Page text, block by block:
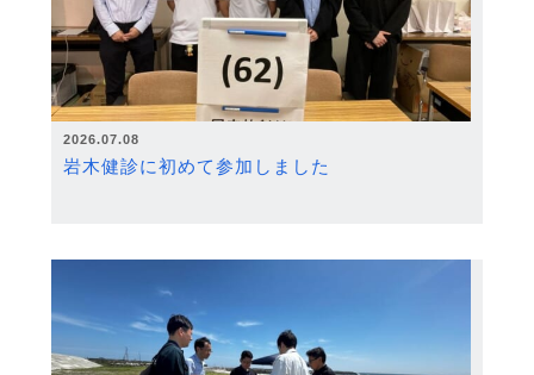
2026.07.08
岩木健診に初めて参加しました